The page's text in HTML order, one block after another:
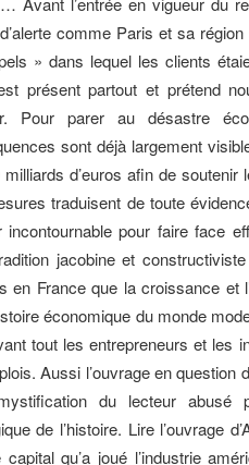
comme Paris et sa
» dans lequel les clients
est présent partout et prétend
Pour parer au désastre
sont déjà largement
milliards d’euros afin de
traduisent de toute
incontournable pour faire face
jacobine et
en France que la croissance et
économique du monde
tout les entrepreneurs et les
Aussi l’ouvrage en question
du lecteur abusé
de l’histoire. Lire l’ouvrage
capital qu’a joué l’industrie